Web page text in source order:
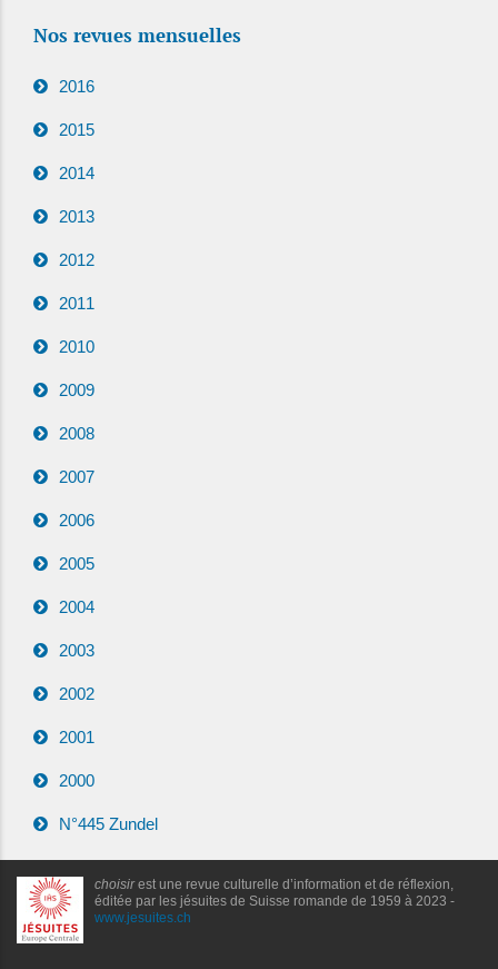
Nos revues mensuelles
2016
2015
2014
2013
2012
2011
2010
2009
2008
2007
2006
2005
2004
2003
2002
2001
2000
N°445 Zundel
choisirest une revue culturelle d’information et de réflexion,
éditée par les jésuites de Suisse romande de 1959 à 2023 -
www.jesuites.ch